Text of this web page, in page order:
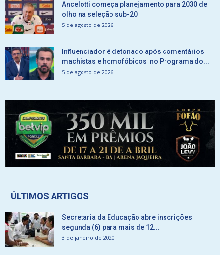
Ancelotti começa planejamento para 2030 de
olho na seleção sub-20
5 de agosto de 2026
Influenciador é detonado após comentários
machistas e homofóbicos no Programa do...
5 de agosto de 2026
ÚLTIMOS ARTIGOS
Secretaria da Educação abre inscrições
segunda (6) para mais de 12...
3 de janeiro de 2020